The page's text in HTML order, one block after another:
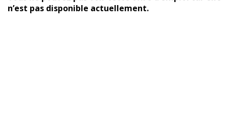
n’est pas disponible actuellement.